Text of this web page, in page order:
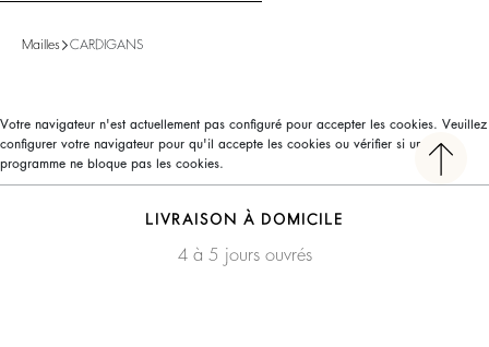
Mailles CARDIGANS
Votre navigateur n'est actuellement pas configuré pour accepter les cookies. Veuillez
configurer votre navigateur pour qu'il accepte les cookies ou vérifier si un autre
programme ne bloque pas les cookies.
LIVRAISON À DOMICILE
4 à 5 jours ouvrés